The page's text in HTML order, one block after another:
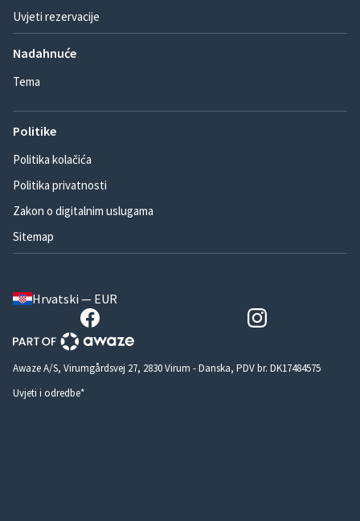
Uvjeti rezervacije
Nadahnuće
Tema
Politike
Politika kolačića
Politika privatnosti
Zakon o digitalnim uslugama
Sitemap
Hrvatski — EUR
Awaze A/S, Virumgårdsvej 27, 2830 Virum - Danska, PDV br. DK17484575
Uvjeti i odredbe*